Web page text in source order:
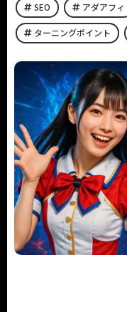
SEO アダアフィ
ターニングポイント